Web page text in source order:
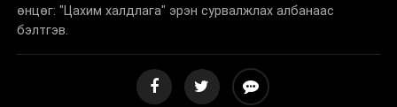
өнцөг: "Цахим халдлага" эрэн сурвалжлах албанаас
бэлтгэв.